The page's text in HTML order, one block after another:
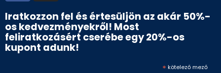
Iratkozzon fel és értesüljön az akár 50%-
os kedvezményekről! Most
feliratkozásért cserébe egy 20%-os
kupont adunk!
* kötelező mező